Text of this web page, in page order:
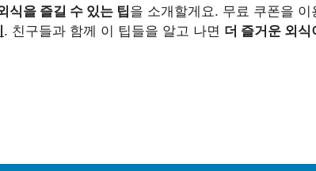
식을 즐길 수 있는 팁을 소개할게요. 무료 쿠폰을
. 친구들과 함께 이 팁들을 알고 나면 더 즐거운 외식